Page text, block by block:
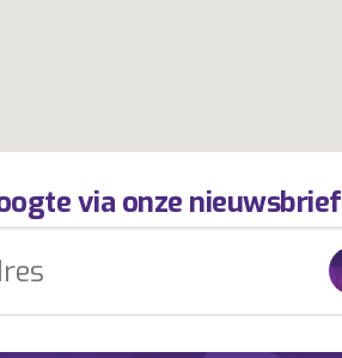
via onze nieuwsbrief